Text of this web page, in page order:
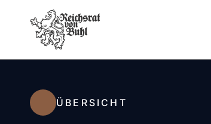
ÜBERSICHT